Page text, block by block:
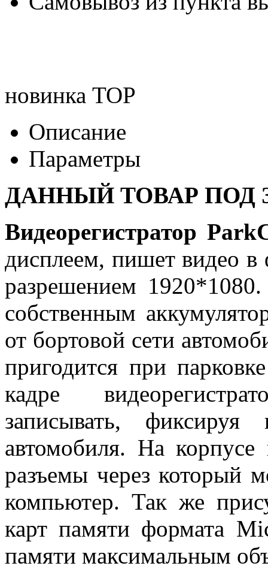
новинка TOP
Описание
Параметры
ДАННЫЙ ТОВАР ПОД
Видеорегистратор
дисплеем, пишет видео
разрешением 1920*1080.
собственным
от бортовой сети
пригодится при
кадре
записывать, фиксируя
автомобиля. На корпусе
разъемы через который
компьютер. Так же
карт памяти формата
памяти максимальным